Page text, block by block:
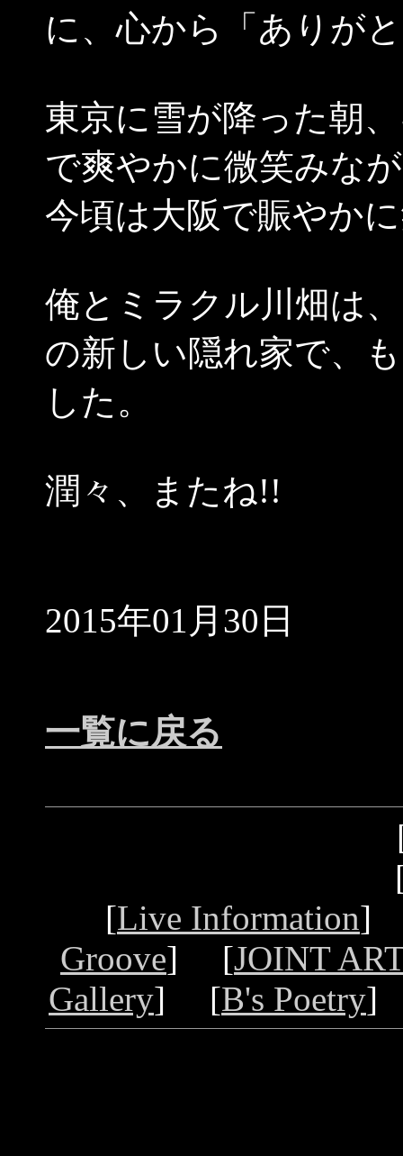
に、心から「ありが
東京に雪が降った朝
で爽やかに微笑みな
今頃は大阪で賑やか
俺とミラクル川畑は
の新しい隠れ家で、
した。
潤々、またね!!
2015年01月30日
一覧に戻る
[Live Information]
Groove] [JOINT
Gallery] [B's Poetry]